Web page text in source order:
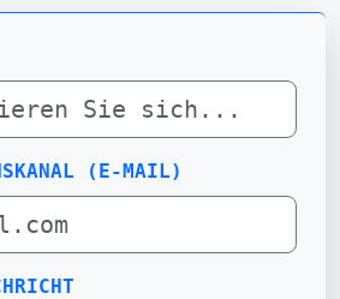
(E-MAIL)